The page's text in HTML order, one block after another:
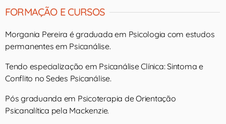
FORMAÇÃO E CURSOS
Morgania Pereira é graduada em Psicologia com estudos
permanentes em Psicanálise.
Tendo especialização em Psicanálise Clínica: Sintoma e
Conflito no Sedes Psicanálise.
Pós graduanda em Psicoterapia de Orientação
Psicanalítica pela Mackenzie.